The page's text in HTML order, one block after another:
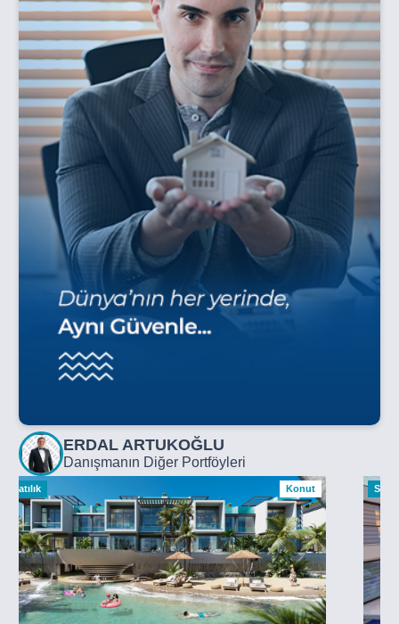
ERDAL ARTUKOĞLU
Danışmanın Diğer Portföyleri
Satılık Konut